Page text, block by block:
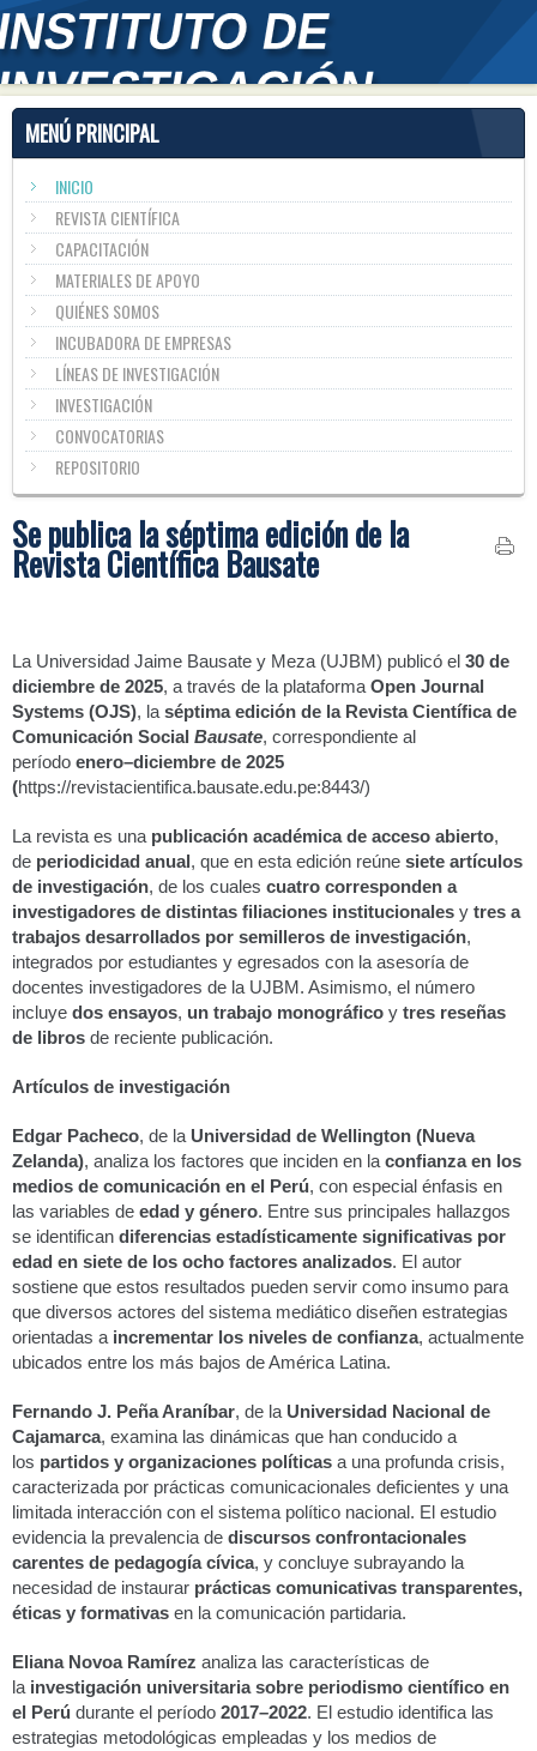
MENÚ PRINCIPAL
INICIO
REVISTA CIENTÍFICA
CAPACITACIÓN
MATERIALES DE APOYO
QUIÉNES SOMOS
INCUBADORA DE EMPRESAS
LÍNEAS DE INVESTIGACIÓN
INVESTIGACIÓN
CONVOCATORIAS
REPOSITORIO
Se publica la séptima edición de la
Revista Científica Bausate
La Universidad Jaime Bausate y Meza (UJBM) publicó el 30 de
diciembre de 2025, a través de la plataforma Open Journal
Systems (OJS), la séptima edición de la Revista Científica de
Comunicación Social Bausate, correspondiente al
período enero–diciembre de 2025
(https://revistacientifica.bausate.edu.pe:8443/)
La revista es una publicación académica de acceso abierto,
de periodicidad anual, que en esta edición reúne siete artículos
de investigación, de los cuales cuatro corresponden a
investigadores de distintas filiaciones institucionales y tres a
trabajos desarrollados por semilleros de investigación,
integrados por estudiantes y egresados con la asesoría de
docentes investigadores de la UJBM. Asimismo, el número
incluye dos ensayos, un trabajo monográfico y tres reseñas
de libros de reciente publicación.
Artículos de investigación
Edgar Pacheco, de la Universidad de Wellington (Nueva
Zelanda), analiza los factores que inciden en la confianza en los
medios de comunicación en el Perú, con especial énfasis en
las variables de edad y género. Entre sus principales hallazgos
se identifican diferencias estadísticamente significativas por
edad en siete de los ocho factores analizados. El autor
sostiene que estos resultados pueden servir como insumo para
que diversos actores del sistema mediático diseñen estrategias
orientadas a incrementar los niveles de confianza, actualmente
ubicados entre los más bajos de América Latina.
Fernando J. Peña Araníbar, de la Universidad Nacional de
Cajamarca, examina las dinámicas que han conducido a
los partidos y organizaciones políticas a una profunda crisis,
caracterizada por prácticas comunicacionales deficientes y una
limitada interacción con el sistema político nacional. El estudio
evidencia la prevalencia de discursos confrontacionales
carentes de pedagogía cívica, y concluye subrayando la
necesidad de instaurar prácticas comunicativas transparentes,
éticas y formativas en la comunicación partidaria.
Eliana Novoa Ramírez analiza las características de
la investigación universitaria sobre periodismo científico en
el Perú durante el período 2017–2022. El estudio identifica las
estrategias metodológicas empleadas y los medios de